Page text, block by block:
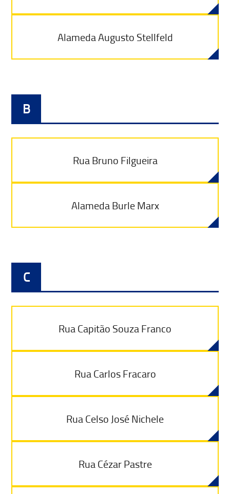
Alameda Augusto Stellfeld
B
Rua Bruno Filgueira
Alameda Burle Marx
C
Rua Capitão Souza Franco
Rua Carlos Fracaro
Rua Celso José Nichele
Rua Cézar Pastre